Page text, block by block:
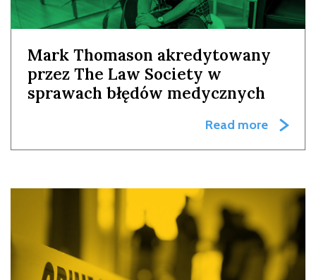
Mark Thomason akredytowany
przez The Law Society w
sprawach błędów medycznych
Read more